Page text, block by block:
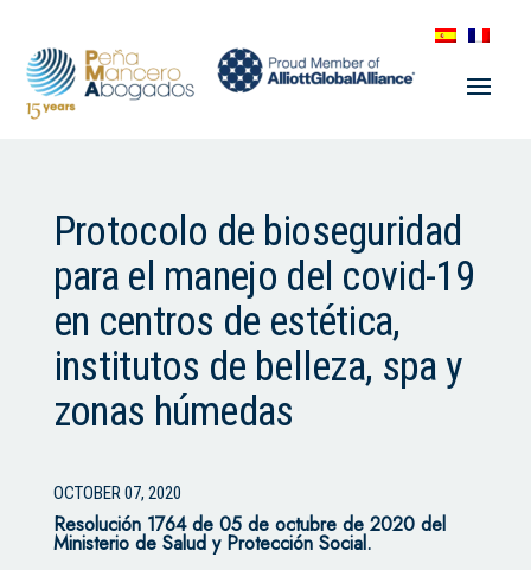
Protocolo de bioseguridad
para el manejo del covid-19
en centros de estética,
institutos de belleza, spa y
zonas húmedas
OCTOBER 07, 2020
Resolución 1764 de 05 de octubre de 2020 del
Ministerio de Salud y Protección Social.